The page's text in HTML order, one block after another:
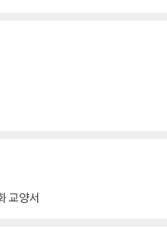
교양서